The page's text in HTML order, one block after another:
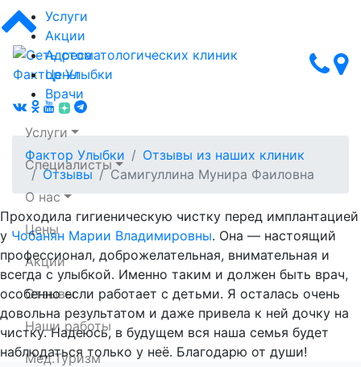
Сеть стоматологических клиник Фактор Улыбки
Услуги
Акции
Адреса
Цены
Врачи
Услуги
Специалисты
О нас
Цены
Акции
Отзывы
Наши работы
Мед.Туризм
Фактор Улыбки
Отзывы из наших клиник
Отзывы
Самигуллина Мунира Фаиловна
Проходила гигиеническую чистку перед имплантацией
у Чобанян Марии Владимировны. Она — настоящий
профессионал, доброжелательная, внимательная и
всегда с улыбкой. Именно таким и должен быть врач,
особенно если работает с детьми. Я осталась очень
довольна результатом и даже привела к ней дочку на
чистку. Надеюсь, в будущем вся наша семья будет
наблюдаться только у неё. Благодарю от души!